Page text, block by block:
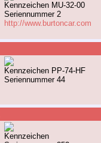
Kennzeichen MU-32-00
Seriennummer 2
http://www.burtoncar.com
Kennzeichen PP-74-HF
Seriennummer 44
Kennzeichen